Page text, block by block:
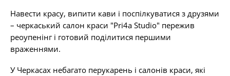
Навести красу, випити кави і поспілкуватися з друзями
– черкаський салон краси "Pri4a Studio" пережив
реоупенінг і готовий поділитися першими
враженнями.
У Черкасах небагато перукарень і салонів краси, які